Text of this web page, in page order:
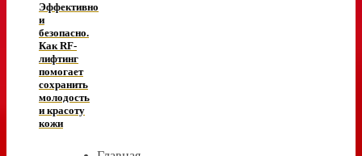
Эффективно
и
безопасно.
Как RF-
лифтинг
помогает
сохранить
молодость
и красоту
кожи